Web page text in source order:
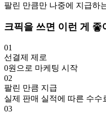
팔린 만큼만 나중에 지급하
크픽을 쓰면 이런 게 좋
01
선결제 제로
0원으로 마케팅 시작
02
팔린 만큼 지급
실제 판매 실적에 따른 수수
03